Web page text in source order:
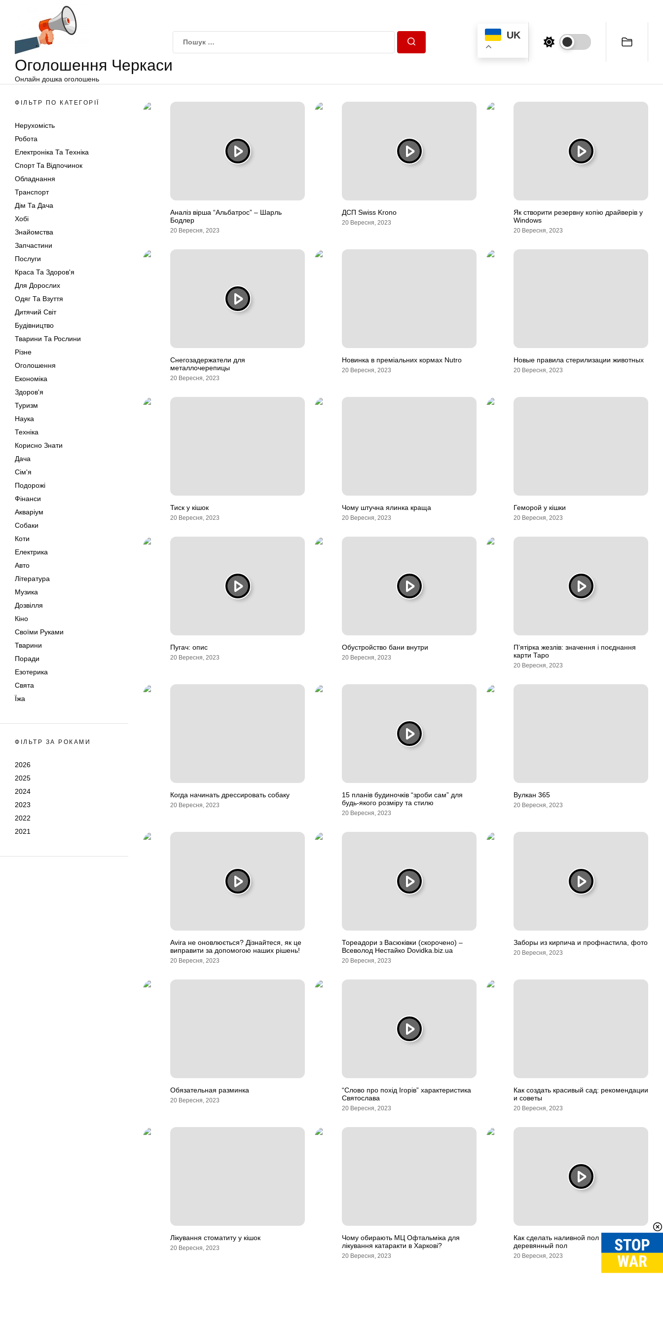
Оголошення Черкаси
Онлайн дошка оголошень
UK
ФІЛЬТР ПО КАТЕГОРІЇ
Нерухомість
Робота
Електроніка Та Техніка
Спорт Та Відпочинок
Обладнання
Транспорт
Дім Та Дача
Хобі
Знайомства
Запчастини
Послуги
Краса Та Здоров'я
Для Дорослих
Одяг Та Взуття
Дитячий Світ
Будівництво
Тварини Та Рослини
Різне
Оголошення
Економіка
Здоров'я
Туризм
Наука
Техніка
Корисно Знати
Дача
Сім'я
Подорожі
Фінанси
Акваріум
Собаки
Коти
Електрика
Авто
Література
Музика
Дозвілля
Кіно
Своїми Руками
Тварини
Поради
Езотерика
Свята
Їжа
ФІЛЬТР ЗА РОКАМИ
2026
2025
2024
2023
2022
2021
Аналіз вірша “Альбатрос” – Шарль
Бодлер
20 Вересня, 2023
ДСП Swiss Krono
20 Вересня, 2023
Як створити резервну копію драйверів у
Windows
20 Вересня, 2023
Снегозадержатели для
металлочерепицы
20 Вересня, 2023
Новинка в преміальних кормах Nutro
20 Вересня, 2023
Новые правила стерилизации животных
20 Вересня, 2023
Тиск у кішок
20 Вересня, 2023
Чому штучна ялинка краща
20 Вересня, 2023
Геморой у кішки
20 Вересня, 2023
Пугач: опис
20 Вересня, 2023
Обустройство бани внутри
20 Вересня, 2023
П’ятірка жезлів: значення і поєднання
карти Таро
20 Вересня, 2023
Когда начинать дрессировать собаку
20 Вересня, 2023
15 планів будиночків “зроби сам” для
будь-якого розміру та стилю
20 Вересня, 2023
Вулкан 365
20 Вересня, 2023
Avira не оновлюється? Дізнайтеся, як це
виправити за допомогою наших рішень!
20 Вересня, 2023
Тореадори з Васюківки (скорочено) –
Всеволод Нестайко Dovidka.biz.ua
20 Вересня, 2023
Заборы из кирпича и профнастила, фото
20 Вересня, 2023
Обязательная разминка
20 Вересня, 2023
“Слово про похід Ігорів” характеристика
Святослава
20 Вересня, 2023
Как создать красивый сад: рекомендации
и советы
20 Вересня, 2023
Лікування стоматиту у кішок
20 Вересня, 2023
Чому обирають МЦ Офтальміка для
лікування катаракти в Харкові?
20 Вересня, 2023
Как сделать наливной пол на
деревянный пол
20 Вересня, 2023